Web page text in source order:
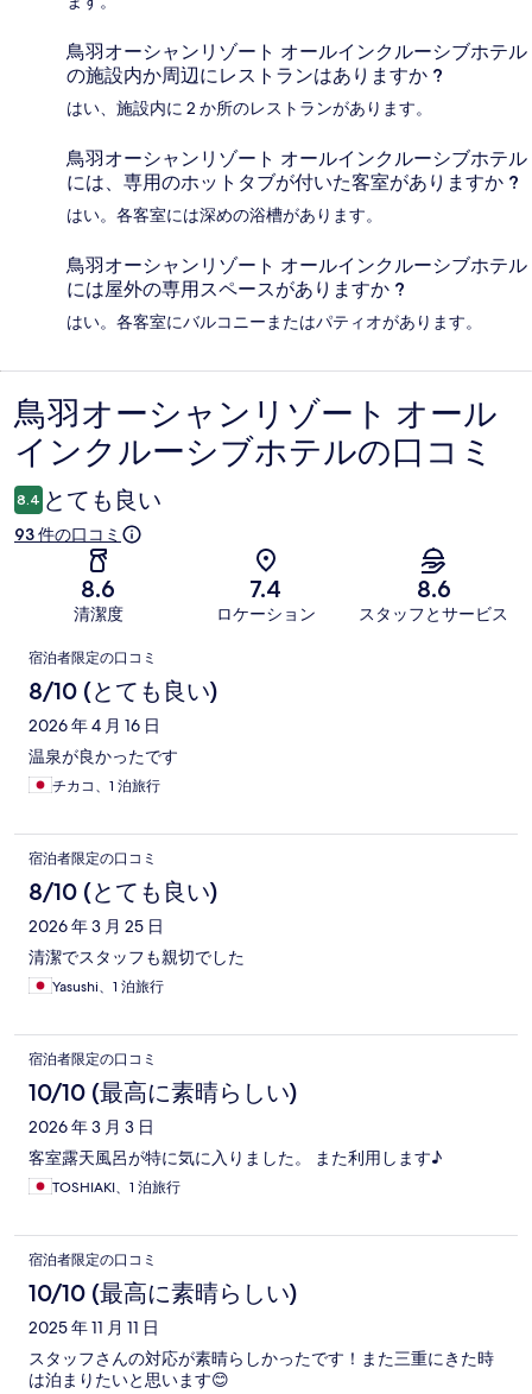
鳥羽オーシャンリゾート オールインクルーシブホテル
の施設内か周辺にレストランはありますか ?
はい、施設内に 2 か所のレストランがあります。
鳥羽オーシャンリゾート オールインクルーシブホテル
には、専用のホットタブが付いた客室がありますか ?
はい。各客室には深めの浴槽があります。
鳥羽オーシャンリゾート オールインクルーシブホテル
には屋外の専用スペースがありますか ?
はい。各客室にバルコニーまたはパティオがあります。
口
コ
ミ
鳥羽オーシャンリゾート オール
インクルーシブホテルの口コミ
8.4 とても良い
93 件の口コミ
8.6
清潔度
7.4
ロケーション
8.6
スタッフとサービス
口
コ
ミ
宿泊者限定の口コミ
8/10 (とても良い)
2026 年 4 月 16 日
温泉が良かったです
チカコ、1 泊旅行
宿泊者限定の口コミ
8/10 (とても良い)
2026 年 3 月 25 日
清潔でスタッフも親切でした
Yasushi、1 泊旅行
宿泊者限定の口コミ
10/10 (最高に素晴らしい)
2026 年 3 月 3 日
客室露天風呂が特に気に入りました。 また利用します♪
TOSHIAKI、1 泊旅行
宿泊者限定の口コミ
10/10 (最高に素晴らしい)
2025 年 11 月 11 日
スタッフさんの対応が素晴らしかったです！また三重にきた時
は泊まりたいと思います😊